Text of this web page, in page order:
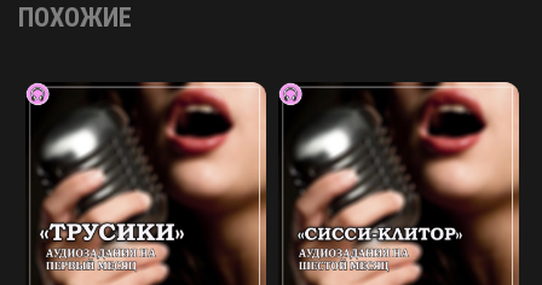
ПОХОЖИЕ